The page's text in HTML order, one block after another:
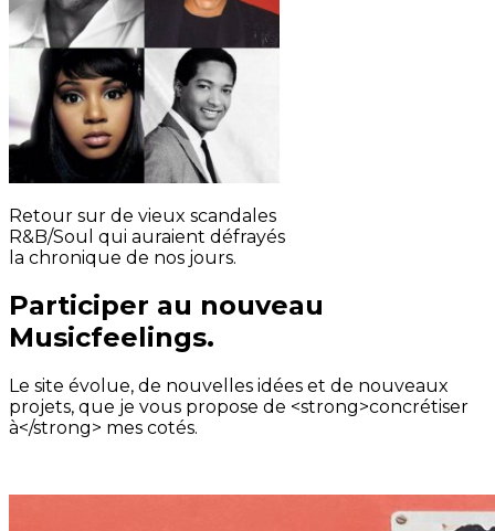
Retour sur de vieux scandales
R&B/Soul qui auraient défrayés
la chronique de nos jours.
Participer au nouveau
Musicfeelings.
Le site évolue, de nouvelles idées et de nouveaux
projets, que je vous propose de <strong>concrétiser
à</strong> mes cotés.